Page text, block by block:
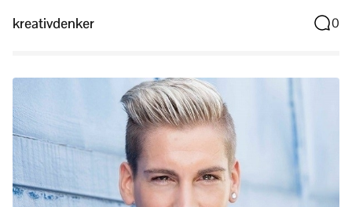
kreativdenker 0